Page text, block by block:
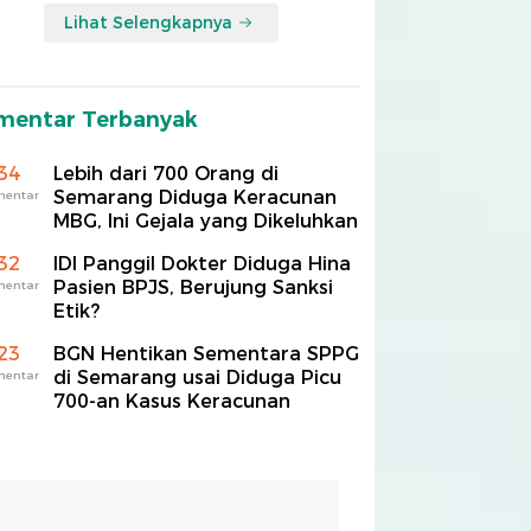
Lihat Selengkapnya
Terbanyak
Lebih dari 700 Orang di
Semarang Diduga Keracunan
MBG, Ini Gejala yang Dikeluhkan
IDI Panggil Dokter Diduga Hina
Pasien BPJS, Berujung Sanksi
Etik?
BGN Hentikan Sementara SPPG
di Semarang usai Diduga Picu
700-an Kasus Keracunan